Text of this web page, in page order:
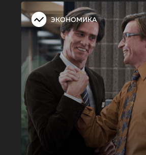
ЭКОНОМИКА